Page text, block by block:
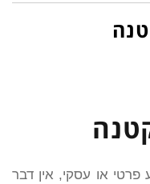
פרטי או עסקי, אין דבר